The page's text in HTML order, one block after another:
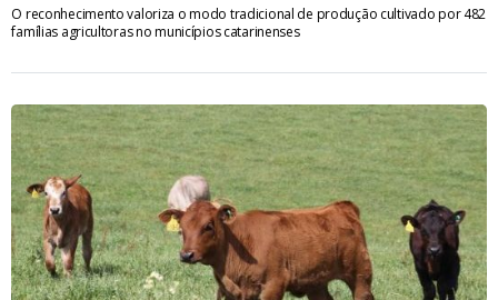
O reconhecimento valoriza o modo tradicional de produção cultivado por 482
famílias agricultoras no municípios catarinenses